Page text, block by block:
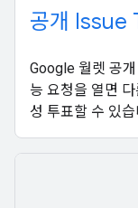
공개 Issue
Google 월렛 공
능 요청을 열면
성 투표할 수 있습